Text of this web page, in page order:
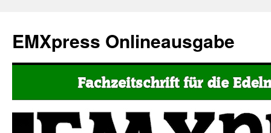
EMXpress Onlineausgabe